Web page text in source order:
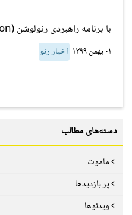
با برنامه راهبردی رنولوشن (Renaulution) آشنا شوید
۰۱ بهمن ۱۳۹۹ اخبار رنو
دسته‌های مطالب
ماموت
پر بازدیدها
ویدئوها